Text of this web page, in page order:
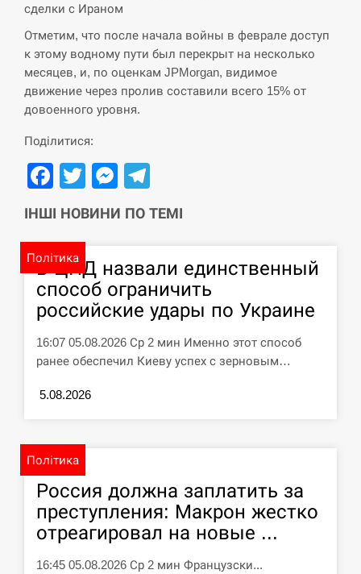
13:53
В Москве пожаловались на “кратный
рост” атак дронов Украины
СЕРПЕНЬ
13:40
Лейпцига виявили дрон, ймовірно, з…
СЕРПЕНЬ
13:23
“Они должны быть уничтожены”: в
МИДе ответили, как отреагируют на…
СЕРПЕНЬ
13:10
Тайвань проводить найбільші військові
навчання на тлі загрози вторгнення з…
СЕРПЕНЬ
Украины, несмотря на сомнения…
СЕРПЕНЬ
12:40
Латвія готова направити до 20
військових для розблокування
сделки с Ираном
Отметим, что после начала войны в феврале доступ
к этому водному пути был перекрыт на несколько
месяцев, и, по оценкам JPMorgan, видимое
движение через пролив составили всего 15% от
довоенного уровня.
Поділитися:
Facebook
TwitterMessenger
ІНШІ НОВИНИ ПО ТЕМІ
Політика
В ЦПД назвали единственный
способ ограничить
российские удары по Украине
16:07 05.08.2026 Ср 2 мин Именно этот способ
ранее обеспечил Киеву успех с зерновым…
5.08.2026
Політика
Россия должна заплатить за
преступления: Макрон жестко
отреагировал на новые ...
16:45 05.08.2026 Ср 2 мин Французски...